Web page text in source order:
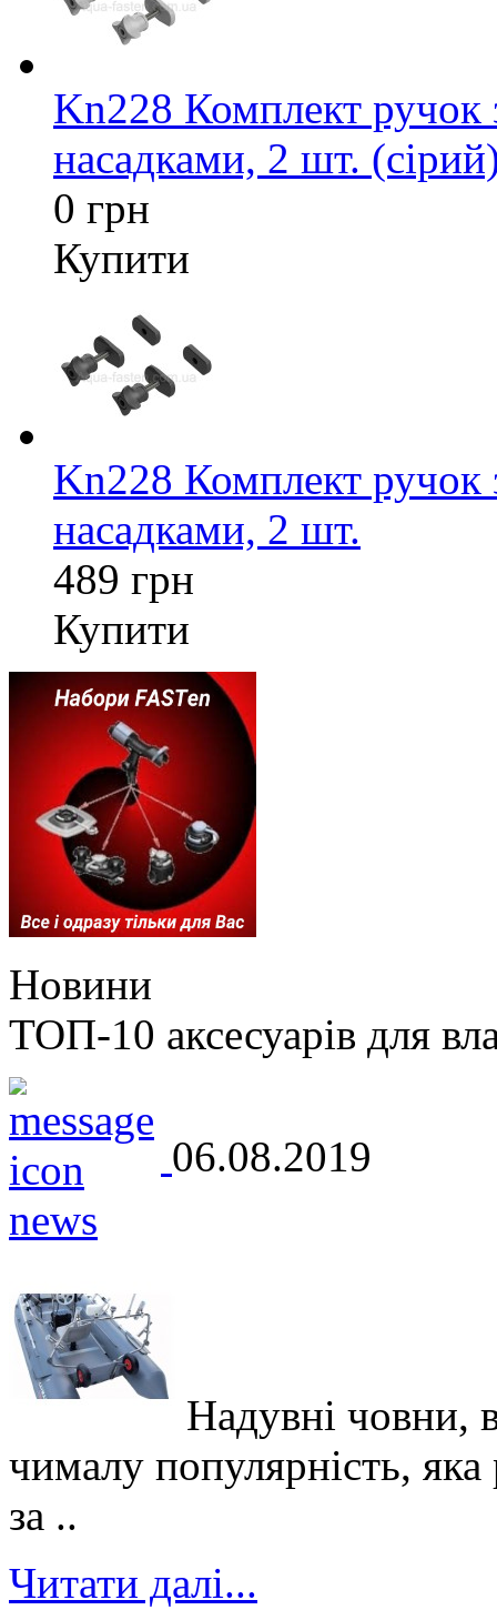
Kn228 Комплект ручок
насадками, 2 шт.
0 грн
Купити
Kn228 Комплект ручок
насадками, 2 шт.
489 грн
Купити
Новини
ТОП-10 аксесуарів для
06.08.2019
Надувні човни,
чималу популярність, яка
за ..
Читати далі...